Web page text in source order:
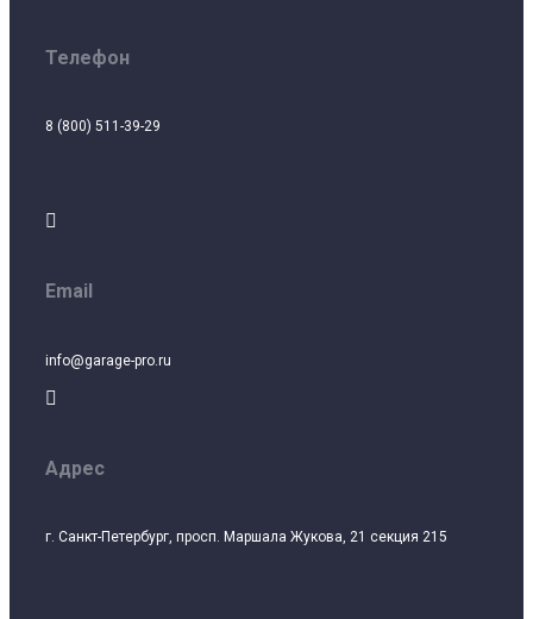
Телефон
8 (800) 511-39-29

Email
info@garage-pro.ru

Адрес
г. Санкт-Петербург, просп. Маршала Жукова, 21 секция 215